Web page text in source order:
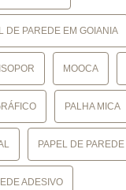
DE PAREDE EM GOIANIA
MOOCA
PALHA MICA
PAPEL DE PAREDE
ADESIVO